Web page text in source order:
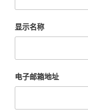
显示名称
电子邮箱地址